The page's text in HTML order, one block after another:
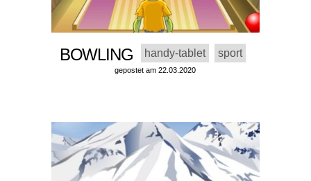
BOWLING handy-tablet sport
gepostet am 22.03.2020